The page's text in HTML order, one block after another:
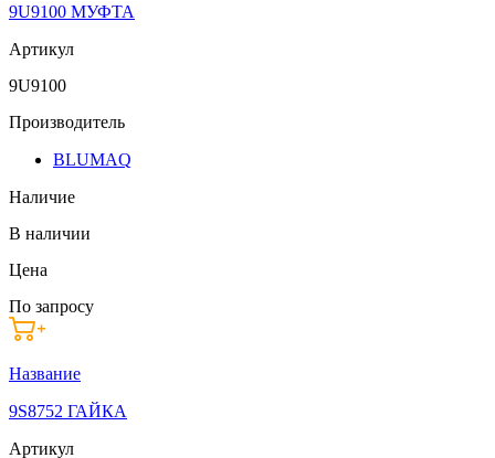
9U9100 МУФТА
Артикул
9U9100
Производитель
BLUMAQ
Наличие
В наличии
Цена
По запросу
Название
9S8752 ГАЙКА
Артикул